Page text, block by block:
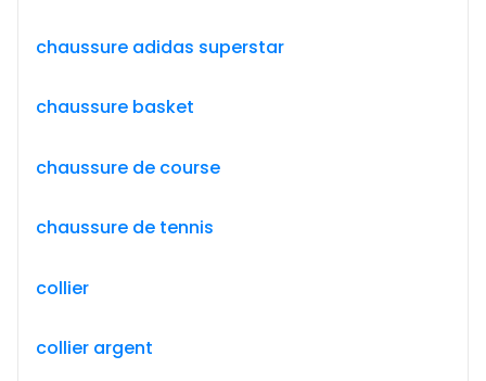
chaussure adidas superstar
chaussure basket
chaussure de course
chaussure de tennis
collier
collier argent